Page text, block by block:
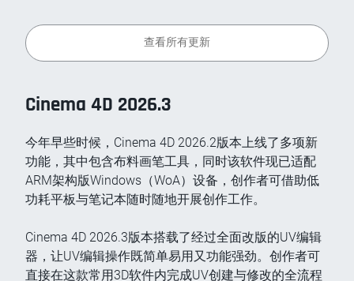
查看所有更新
Cinema 4D 2026.3
今年早些时候，Cinema 4D 2026.2版本上线了多项新
功能，其中包含布料画笔工具，同时该软件现已适配
ARM架构版Windows（WoA）设备，创作者可借助低
功耗平板与笔记本随时随地开展创作工作。
Cinema 4D 2026.3版本搭载了经过全面改版的UV编辑
器，让UV编辑操作既简单易用又功能强劲。创作者可
直接在这款常用3D软件内完成UV创建与修改的全流程